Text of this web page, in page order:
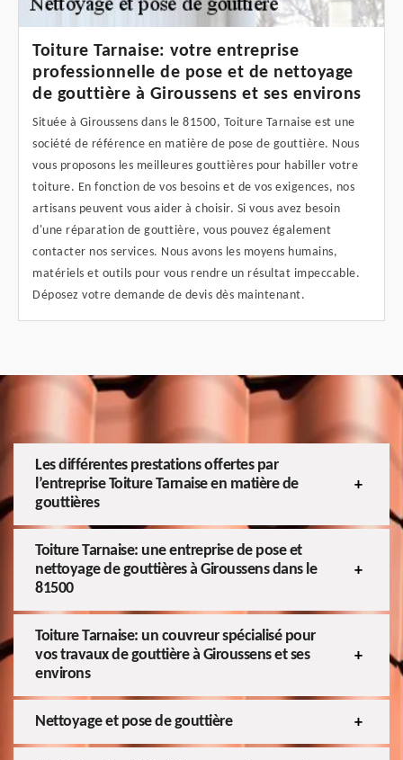
Toiture Tarnaise: votre entreprise
professionnelle de pose et de nettoyage
de gouttière à Giroussens et ses environs
Située à Giroussens dans le 81500, Toiture Tarnaise est une
société de référence en matière de pose de gouttière. Nous
vous proposons les meilleures gouttières pour habiller votre
toiture. En fonction de vos besoins et de vos exigences, nos
artisans peuvent vous aider à choisir. Si vous avez besoin
d'une réparation de gouttière, vous pouvez également
contacter nos services. Nous avons les moyens humains,
matériels et outils pour vous rendre un résultat impeccable.
Déposez votre demande de devis dès maintenant.
Les différentes prestations offertes par
l’entreprise Toiture Tarnaise en matière de
gouttières
Toiture Tarnaise: une entreprise de pose et
nettoyage de gouttières à Giroussens dans le
81500
Toiture Tarnaise: un couvreur spécialisé pour
vos travaux de gouttière à Giroussens et ses
environs
Nettoyage et pose de gouttière